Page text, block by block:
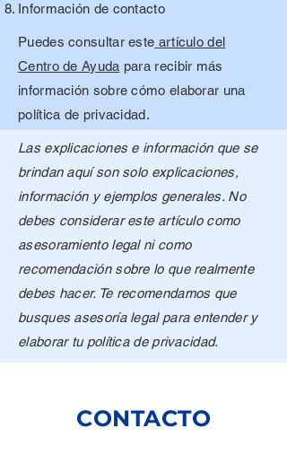
Información de contacto
Puedes consultar este artículo del
Centro de Ayuda para recibir más
información sobre cómo elaborar una
política de privacidad.
Las explicaciones e información que se
brindan aquí son solo explicaciones,
información y ejemplos generales. No
debes considerar este artículo como
asesoramiento legal ni como
recomendación sobre lo que realmente
debes hacer. Te recomendamos que
busques asesoría legal para entender y
elaborar tu política de privacidad.
CONTACTO